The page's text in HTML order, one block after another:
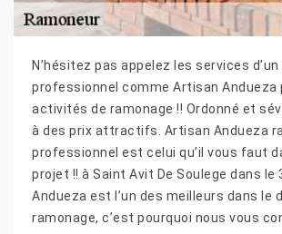
N’hésitez pas appelez les services d’un
professionnel comme Artisan Andueza
activités de ramonage !! Ordonné et
à des prix attractifs. Artisan Andueza
professionnel est celui qu’il vous faut
projet !! à Saint Avit De Soulege dans le
Andueza est l’un des meilleurs dans le
ramonage, c’est pourquoi nous vous